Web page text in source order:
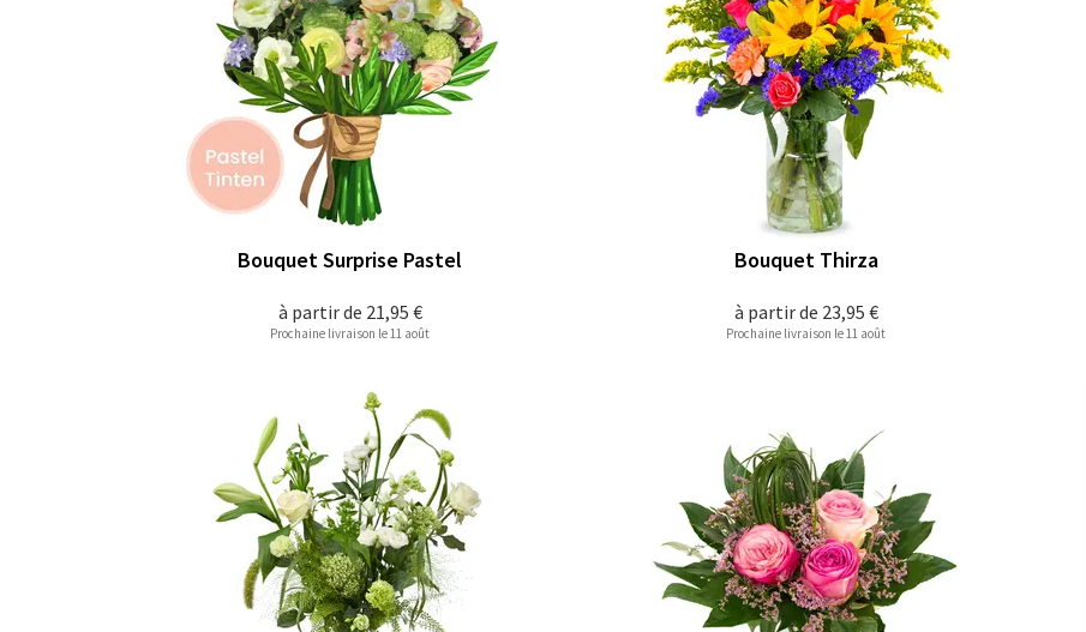
à partir de 21,95 €
Bouquet Surprise Pastel
Prochaine livraison le 11 août
à partir de 23,95 €
Bouquet Thirza
Prochaine livraison le 11 août